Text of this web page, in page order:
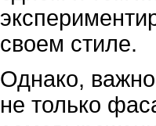
своем стиле.
Однако,
не только